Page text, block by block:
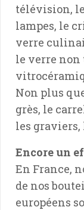
télévision,
lampes, le
verre
le verre non
Non plus
grès, le
les graviers,
Encore un
En France,
de nos
européens